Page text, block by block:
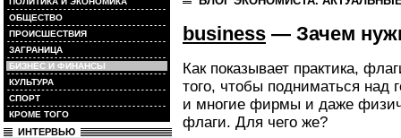
ОБЩЕСТВО
ПРОИСШЕСТВИЯ
ЗАГРАНИЦА
БИЗНЕС И ФИНАНСЫ
КУЛЬТУРА
СПОРТ
КРОМЕ ТОГО
ИНТЕРВЬЮ
business — Зачем
Как показывает практика,
того, чтобы подниматься над
и многие фирмы и даже
флаги. Для чего же?